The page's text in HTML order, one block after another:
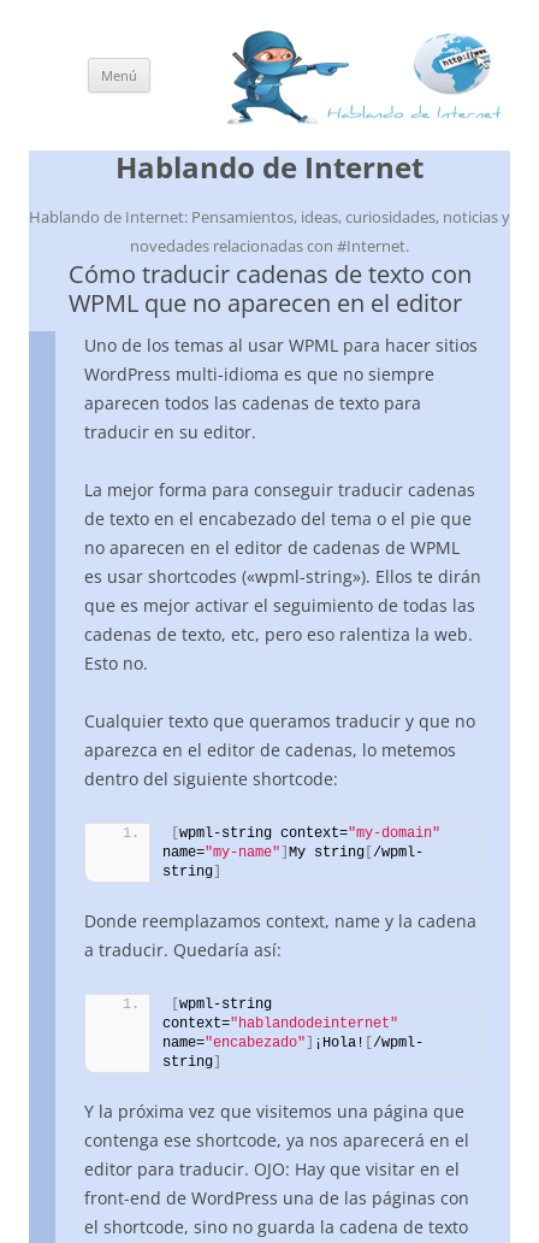
Hablando de Internet
Hablando de Internet: Pensamientos, ideas, curiosidades, noticias y
novedades relacionadas con #Internet.
Menú
Cómo traducir cadenas de texto con
WPML que no aparecen en el editor
Uno de los temas al usar WPML para hacer sitios
WordPress multi-idioma es que no siempre
aparecen todos las cadenas de texto para
traducir en su editor.
La mejor forma para conseguir traducir cadenas
de texto en el encabezado del tema o el pie que
no aparecen en el editor de cadenas de WPML
es usar shortcodes («wpml-string»). Ellos te dirán
que es mejor activar el seguimiento de todas las
cadenas de texto, etc, pero eso ralentiza la web.
Esto no.
Cualquier texto que queramos traducir y que no
aparezca en el editor de cadenas, lo metemos
dentro del siguiente shortcode:
wpml-string context="my-domain"
name="my-name" My string /wpml-
string
Donde reemplazamos context, name y la cadena
a traducir. Quedaría así:
wpml-string
context="hablandodeinternet"
name="encabezado" ¡Hola!
/wpml-
string
Y la próxima vez que visitemos una página que
contenga ese shortcode, ya nos aparecerá en el
editor para traducir. OJO: Hay que visitar en el
front-end de WordPress una de las páginas con
el shortcode, sino no guarda la cadena de texto